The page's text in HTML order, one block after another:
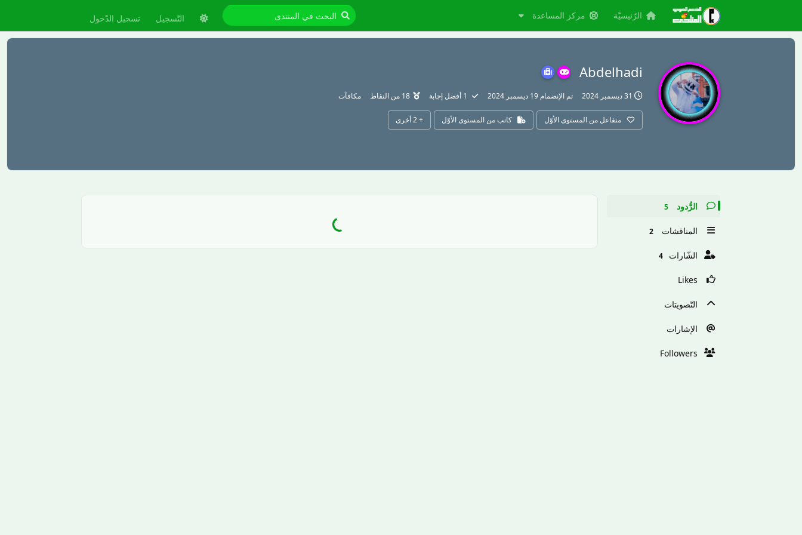
الرّئيسيّة مركز المساعدة التّسجيل تسجيل الدّخول
Abdelhadi
31 ديسمبر 2024 تم الإنضمام 19 ديسمبر 2024 1 أفضل إجابة 18 من النقاط مكافآت
متفاعل من المستوى الأوّل كاتب من المستوى الأوّل +
2أخرى
الرُّدود 5
المناقشات 2
الشّارات 4
Likes
التّصويتات
الإشارات
Followers